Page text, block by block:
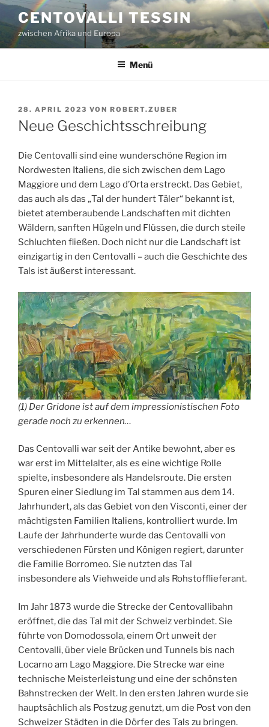
Zum
Inhalt
springen
CENTOVALLI TESSIN
zwischen Afrika und Europa
Menü
VERÖFFENTLICHT
AM
28. APRIL 2023 VON ROBERT.ZUBER
Neue Geschichtsschreibung
Die Centovalli sind eine wunderschöne Region im
Nordwesten Italiens, die sich zwischen dem Lago
Maggiore und dem Lago d’Orta erstreckt. Das Gebiet,
das auch als das „Tal der hundert Täler“ bekannt ist,
bietet atemberaubende Landschaften mit dichten
Wäldern, sanften Hügeln und Flüssen, die durch steile
Schluchten fließen. Doch nicht nur die Landschaft ist
einzigartig in den Centovalli – auch die Geschichte des
Tals ist äußerst interessant.
(1) Der Gridone ist auf dem impressionistischen Foto
gerade noch zu erkennen…
Das Centovalli war seit der Antike bewohnt, aber es
war erst im Mittelalter, als es eine wichtige Rolle
spielte, insbesondere als Handelsroute. Die ersten
Spuren einer Siedlung im Tal stammen aus dem 14.
Jahrhundert, als das Gebiet von den Visconti, einer der
mächtigsten Familien Italiens, kontrolliert wurde. Im
Laufe der Jahrhunderte wurde das Centovalli von
verschiedenen Fürsten und Königen regiert, darunter
die Familie Borromeo. Sie nutzten das Tal
insbesondere als Viehweide und als Rohstofflieferant.
Im Jahr 1873 wurde die Strecke der Centovallibahn
eröffnet, die das Tal mit der Schweiz verbindet. Sie
führte von Domodossola, einem Ort unweit der
Centovalli, über viele Brücken und Tunnels bis nach
Locarno am Lago Maggiore. Die Strecke war eine
technische Meisterleistung und eine der schönsten
Bahnstrecken der Welt. In den ersten Jahren wurde sie
hauptsächlich als Postzug genutzt, um die Post von den
Schweizer Städten in die Dörfer des Tals zu bringen.